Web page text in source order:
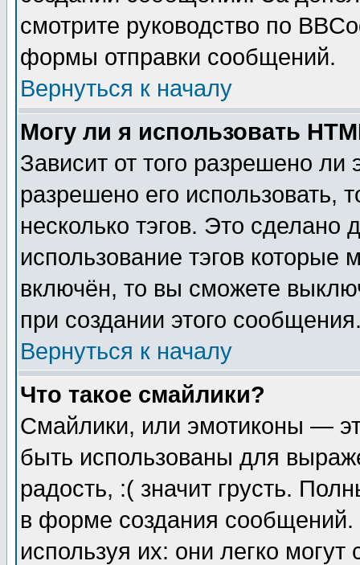
смотрите руководство по
формы отправки сообщений.
Вернуться к началу
Могу ли я использовать
Зависит от того разрешено
разрешено его использовать,
несколько тэгов. Это сделано
использование тэгов
включён, то вы сможете
при создании этого
Вернуться к началу
Что такое смайлики?
Смайлики, или эмотиконы —
быть использованы для
радость, :( значит грусть.
в форме создания сообщений.
используя их: они легко